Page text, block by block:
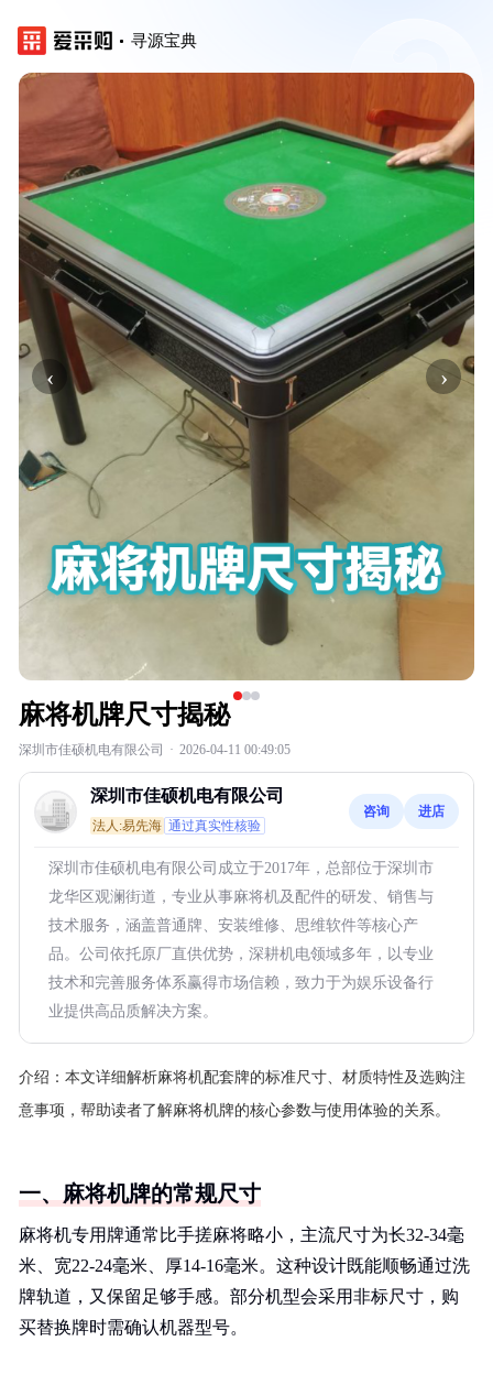
寻源宝典
‹ ›
麻将机牌尺寸揭秘
深圳市佳硕机电有限公司 · 2026-04-11 00:49:05
深圳市佳硕机电有限公司
法人:易先海 通过真实性核验
咨询 进店
深圳市佳硕机电有限公司成立于2017年，总部位于深圳市
龙华区观澜街道，专业从事麻将机及配件的研发、销售与
技术服务，涵盖普通牌、安装维修、思维软件等核心产
品。公司依托原厂直供优势，深耕机电领域多年，以专业
技术和完善服务体系赢得市场信赖，致力于为娱乐设备行
业提供高品质解决方案。
介绍： 本文详细解析麻将机配套牌的标准尺寸、材质特性及选购注
意事项，帮助读者了解麻将机牌的核心参数与使用体验的关系。
一、麻将机牌的常规尺寸
麻将机专用牌通常比手搓麻将略小，主流尺寸为长32-34毫
米、宽22-24毫米、厚14-16毫米。这种设计既能顺畅通过洗
牌轨道，又保留足够手感。部分机型会采用非标尺寸，购
买替换牌时需确认机器型号。